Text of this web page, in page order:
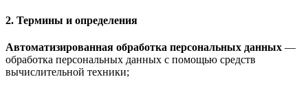
2. Термины и определения
Автоматизированная обработка персональных данных —
обработка персональных данных с помощью средств
вычислительной техники;